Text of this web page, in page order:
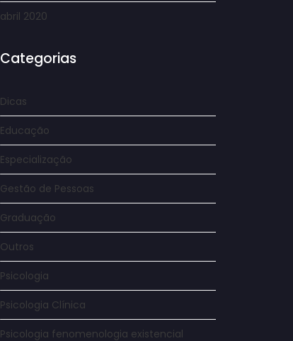
abril 2020
Categorias
Dicas
Educação
Especialização
Gestão de Pessoas
Graduação
Outros
Psicologia
Psicologia Clínica
Psicologia fenomenologia existencial